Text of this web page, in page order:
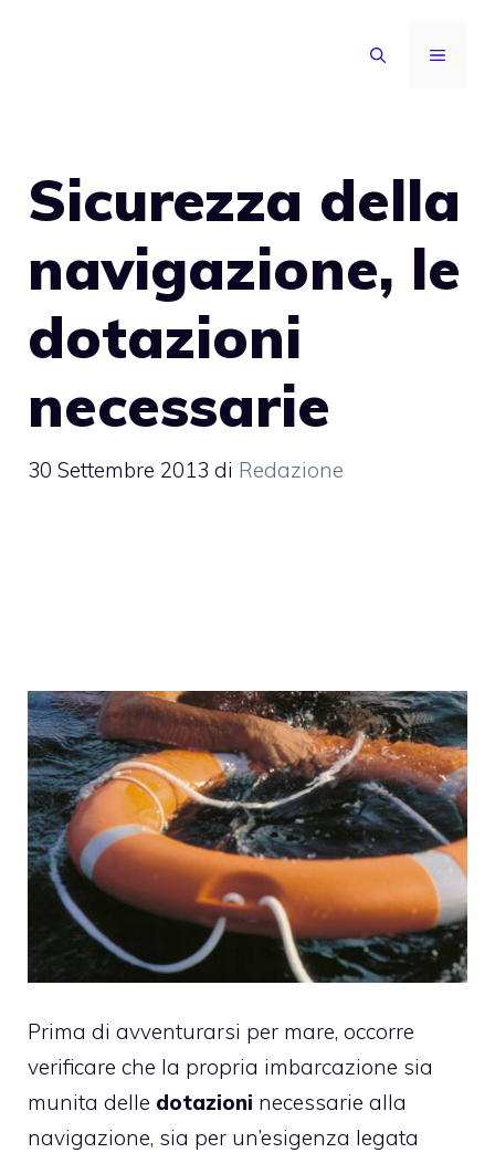
MENU
Sicurezza della
navigazione, le
dotazioni
necessarie
30 Settembre 2013 di Redazione
Prima di avventurarsi per mare, occorre
verificare che la propria imbarcazione sia
munita delle dotazioni necessarie alla
navigazione, sia per un’esigenza legata